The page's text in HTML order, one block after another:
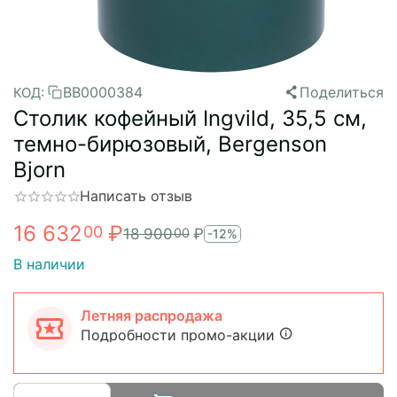
КОД: BB0000384 Поделиться
Столик кофейный Ingvild, 35,5 см,
темно-бирюзовый, Bergenson
Bjorn
Написать отзыв
16 63200 ₽18 90000 ₽ -12%
В наличии
Летняя распродажа
Подробности промо-акции